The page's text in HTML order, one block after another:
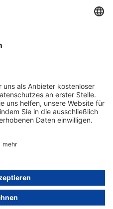
Ratgeber und Artikel
Newsletter
Datenschutzvergleich
Gruppe
activeMind AG (Deutschland)